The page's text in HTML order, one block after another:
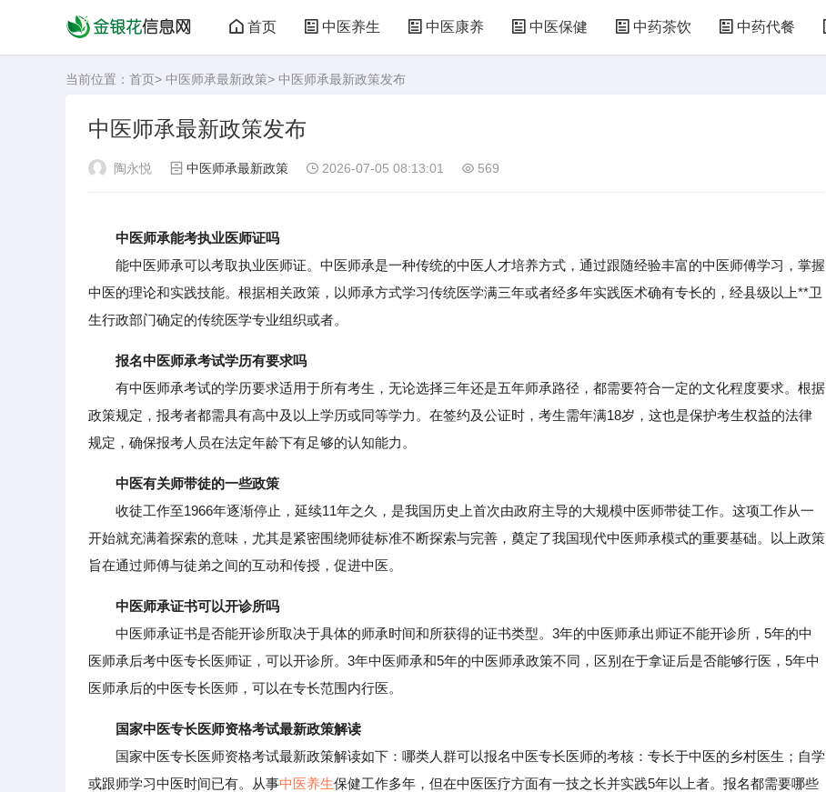
首页 中医养生 中医康养 中医保健 中药茶饮 中药代餐
当前位置： 首页> 中医师承最新政策> 中医师承最新政策发布
中医师承最新政策发布
陶永悦 中医师承最新政策 2026-07-05 08:13:01 569
中医师承能考执业医师证吗
能中医师承可以考取执业医师证。中医师承是一种传统的中医人才培养方式，通过跟随经验丰富的中医师傅学习，掌握
中医的理论和实践技能。根据相关政策，以师承方式学习传统医学满三年或者经多年实践医术确有专长的，经县级以上**卫
生行政部门确定的传统医学专业组织或者。
报名中医师承考试学历有要求吗
有中医师承考试的学历要求适用于所有考生，无论选择三年还是五年师承路径，都需要符合一定的文化程度要求。根据
政策规定，报考者都需具有高中及以上学历或同等学力。在签约及公证时，考生需年满18岁，这也是保护考生权益的法律
规定，确保报考人员在法定年龄下有足够的认知能力。
中医有关师带徒的一些政策
收徒工作至1966年逐渐停止，延续11年之久，是我国历史上首次由政府主导的大规模中医师带徒工作。这项工作从一
开始就充满着探索的意味，尤其是紧密围绕师徒标准不断探索与完善，奠定了我国现代中医师承模式的重要基础。以上政策
旨在通过师傅与徒弟之间的互动和传授，促进中医。
中医师承证书可以开诊所吗
中医师承证书是否能开诊所取决于具体的师承时间和所获得的证书类型。3年的中医师承出师证不能开诊所，5年的中
医师承后考中医专长医师证，可以开诊所。3年中医师承和5年的中医师承政策不同，区别在于拿证后是否能够行医，5年中
医师承后的中医专长医师，可以在专长范围内行医。
国家中医专长医师资格考试最新政策解读
国家中医专长医师资格考试最新政策解读如下：哪类人群可以报名中医专长医师的考核：专长于中医的乡村医生；自学
或跟师学习中医时间已有。从事中医养生保健工作多年，但在中医医疗方面有一技之长并实践5年以上者。报名都需要哪些